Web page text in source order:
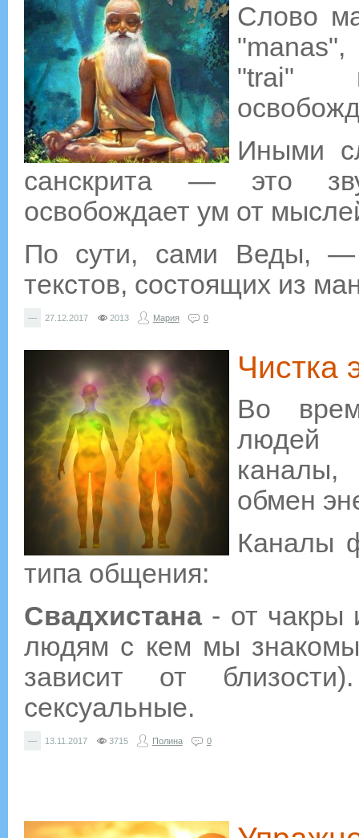
Слово
"trai"
Иными
санскрита — это
освобождает ум от
По сути, сами Веды, —
текстов, состоящих из
— 27.12.2017 2013 Мария 0
Чистка
Во
людей
обмен
Каналы
типа общения:
Свадхистана- от чакры
людям с кем мы
зависит от
сексуальные.
— 13.11.2017 3715 Полина 0